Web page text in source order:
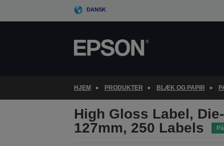
DANSK
HJEM PRODUKTER BLÆK OG PAPIR
High Gloss Label,
127mm, 250 Labels